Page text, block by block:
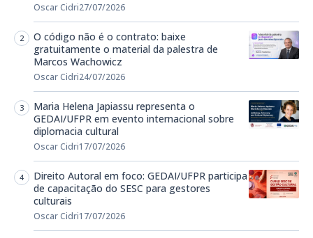
Oscar Cidri27/07/2026
O código não é o contrato: baixe
gratuitamente o material da palestra de
Marcos Wachowicz
Oscar Cidri24/07/2026
Maria Helena Japiassu representa o
GEDAI/UFPR em evento internacional sobre
diplomacia cultural
Oscar Cidri17/07/2026
Direito Autoral em foco: GEDAI/UFPR participa
de capacitação do SESC para gestores
culturais
Oscar Cidri17/07/2026